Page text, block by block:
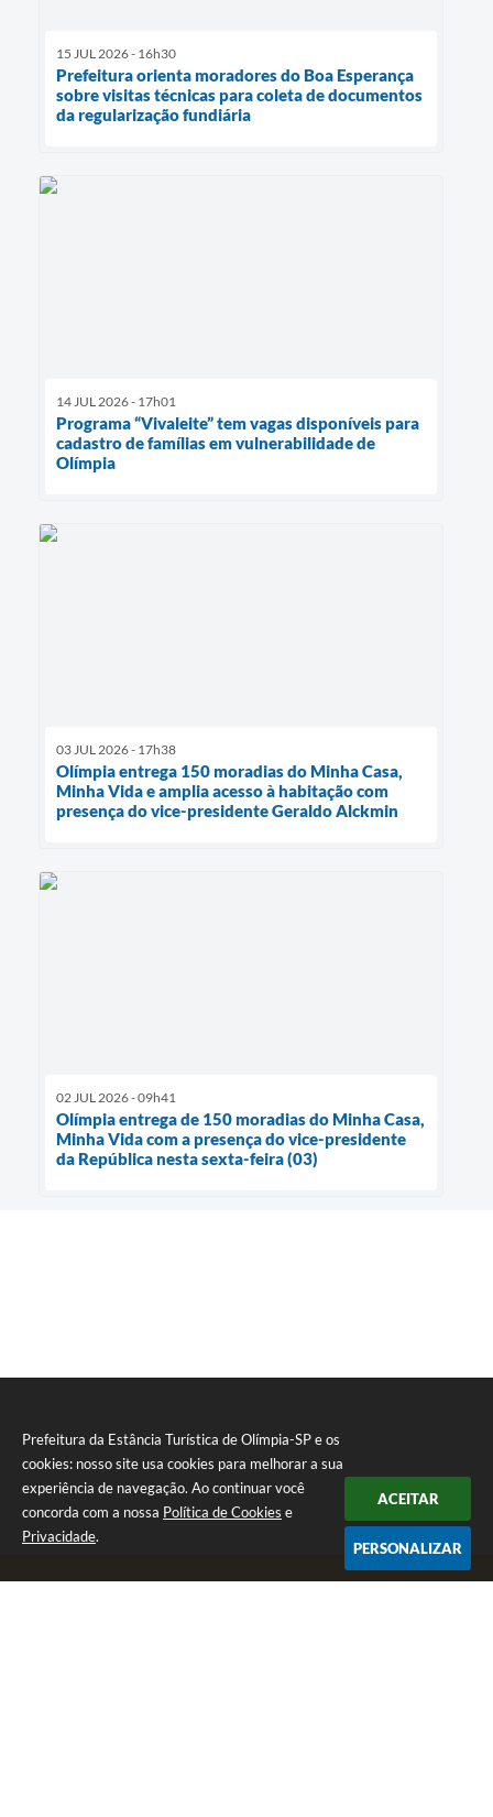
Prefeitura da Estância Turística de Olímpia-SP e os
cookies: nosso site usa cookies para melhorar a sua
experiência de navegação. Ao continuar você
concorda com a nossa Política de Cookies e
Privacidade.
ACEITAR
PERSONALIZAR
15 JUL 2026 - 16h30
Prefeitura orienta moradores do Boa Esperança
sobre visitas técnicas para coleta de documentos
da regularização fundiária
14 JUL 2026 - 17h01
Programa “Vivaleite” tem vagas disponíveis para
cadastro de famílias em vulnerabilidade de
Olímpia
03 JUL 2026 - 17h38
Olímpia entrega 150 moradias do Minha Casa,
Minha Vida e amplia acesso à habitação com
presença do vice-presidente Geraldo Alckmin
02 JUL 2026 - 09h41
Olímpia entrega de 150 moradias do Minha Casa,
Minha Vida com a presença do vice-presidente
da República nesta sexta-feira (03)